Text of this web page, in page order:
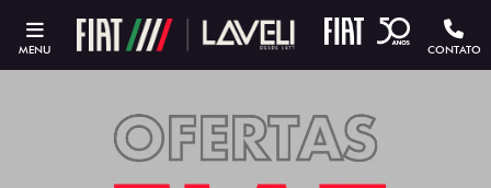
MENU CONTATO